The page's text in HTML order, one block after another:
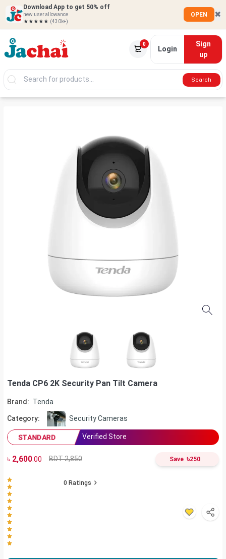
Download App to get 50% off
new user allowance
★★★★★ (430k+)
OPEN ✖
0
Login
Sign
up
Search
Tenda CP6 2K Security Pan Tilt Camera
Brand: Tenda
Category: Security Cameras
STANDARD Verified Store
৳ 2,600.00 BDT 2,850 Save ৳250
0 Ratings